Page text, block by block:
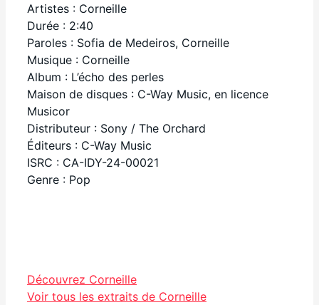
Artistes : Corneille
Durée : 2:40
Paroles : Sofia de Medeiros, Corneille
Musique : Corneille
Album : L’écho des perles
Maison de disques : C-Way Music, en licence
Musicor
Distributeur : Sony / The Orchard
Éditeurs : C-Way Music
ISRC : CA-IDY-24-00021
Genre : Pop
Partager
Découvrez Corneille
Voir tous les extraits de Corneille